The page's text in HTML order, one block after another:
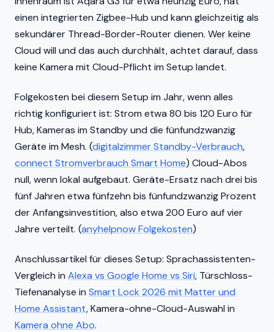
einen integrierten Zigbee-Hub und kann gleichzeitig als
sekundärer Thread-Border-Router dienen. Wer keine
Cloud will und das auch durchhält, achtet darauf, dass
keine Kamera mit Cloud-Pflicht im Setup landet.
Folgekosten bei diesem Setup im Jahr, wenn alles
richtig konfiguriert ist: Strom etwa 80 bis 120 Euro für
Hub, Kameras im Standby und die fünfundzwanzig
Geräte im Mesh. (digitalzimmer Standby-Verbrauch,
connect Stromverbrauch Smart Home) Cloud-Abos
null, wenn lokal aufgebaut. Geräte-Ersatz nach drei bis
fünf Jahren etwa fünfzehn bis fünfundzwanzig Prozent
der Anfangsinvestition, also etwa 200 Euro auf vier
Jahre verteilt. (anyhelpnow Folgekosten)
Anschlussartikel für dieses Setup: Sprachassistenten-
Vergleich inAlexa vs Google Home vs Siri, Türschloss-
Tiefenanalyse inSmart Lock 2026 mit Matter und
Home Assistant, Kamera-ohne-Cloud-Auswahl in
Kamera ohne Abo.